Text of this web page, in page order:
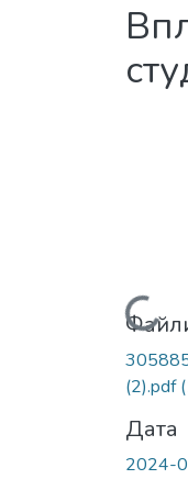
Вантажиться...
(2).pdf
Дата
2024-